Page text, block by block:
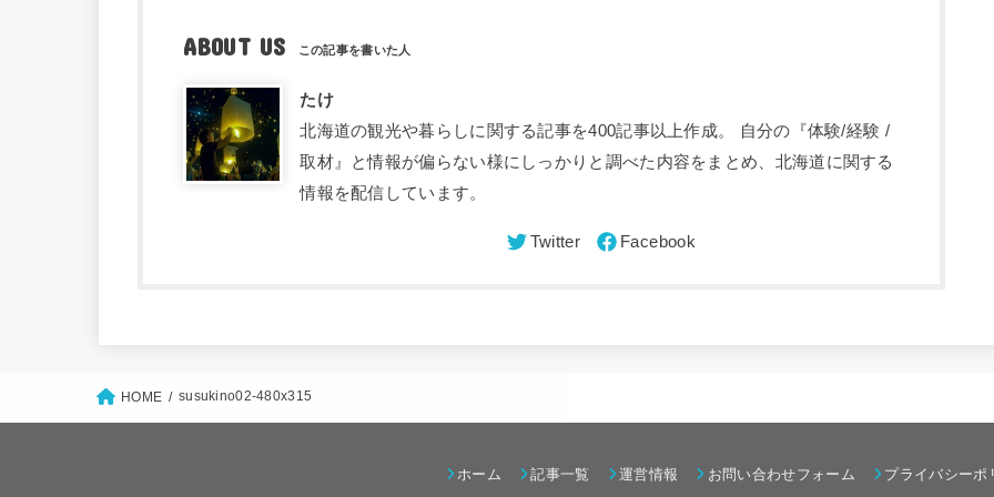
ABOUT US
たけ
北海道の観光や暮らしに関する記事を400記事以上作成。 自分の『体験/経験 /
取材』と情報が偏らない様にしっかりと調べた内容をまとめ、北海道に関する
情報を配信しています。
HOME susukino02-480x315
ホーム 記事一覧 運営情報 お問い合わせフォーム プライバシーポ